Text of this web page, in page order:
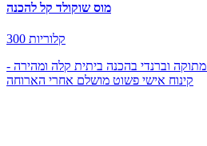
מוס שוקולד קל להכנה
300 קלוריות
וברנדי בהכנה ביתית קלה ומהירה -
קינוח אישי פשוט מושלם אחרי הארוחה